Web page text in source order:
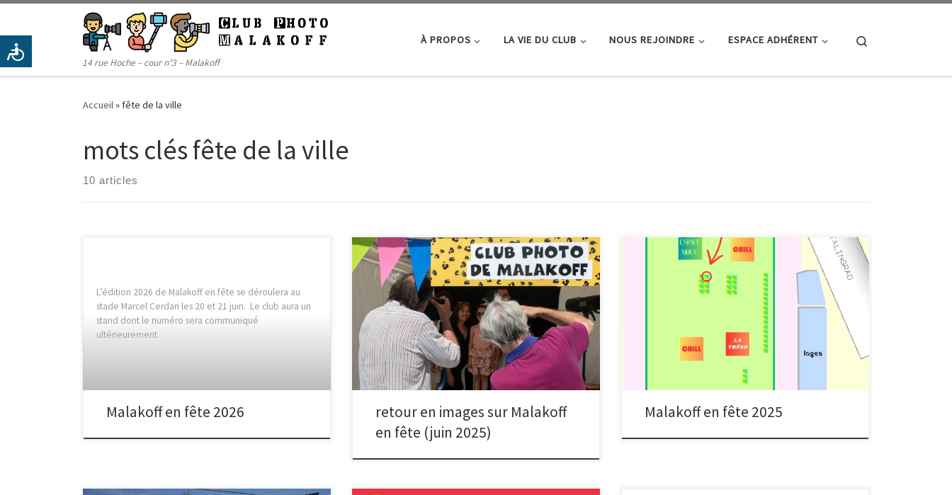
Passer au contenu
14 rue Hoche – cour n°3 – Malakoff
À PROPOS LA VIE DU CLUB NOUS REJOINDRE ESPACE ADHÉRENT
Accueil»fête de la ville
mots clés fête de la ville
10 articles
L’édition 2026 de Malakoff en fête se déroulera au
stade Marcel Cerdan les 20 et 21 juin. Le club aura un
stand dont le numéro sera communiqué
ultérieurement.
Malakoff en fête 2026
Retour en images sur la fête de la ville qui s’est tenue
les 21 et 22 juin, au stade Marcel Cerdan. Merci aux
malakoffiots qui sont venus se faire tirer le portrait à
notre stand !
retour en images sur Malakoff
en fête (juin 2025)
L’édition 2025 de Malakoff en fête se déroulera au
stade Marcel Cerdan. Comme de coutume, le club
photo tiendra un stand et tirera le portrait avec un
mini-tirage quasi instantané. Nous serons sur le stand
Malakoff en fête 2025